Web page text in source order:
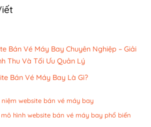
Bán Vé Máy Bay Chuyên Nghiệp – Giải
Thu Và Tối Ưu Quản Lý
Bán Vé Máy Bay Là Gì?
niệm website bán vé máy bay
mô hình website bán vé máy bay phổ biến